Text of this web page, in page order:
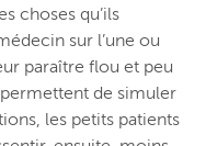
choses qu’ils
sur l’une ou
paraître flou et peu
de simuler
les petits patients